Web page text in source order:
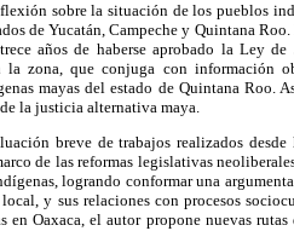
sobre la situación de los pueblos
de Yucatán, Campeche y Quintana
años de haberse aprobado la Ley
zona, que conjuga con información
mayas del estado de Quintana Roo.
la justicia alternativa maya.
breve de trabajos realizados
de las reformas legislativas
logrando conformar una
y sus relaciones con procesos
en Oaxaca, el autor propone nuevas